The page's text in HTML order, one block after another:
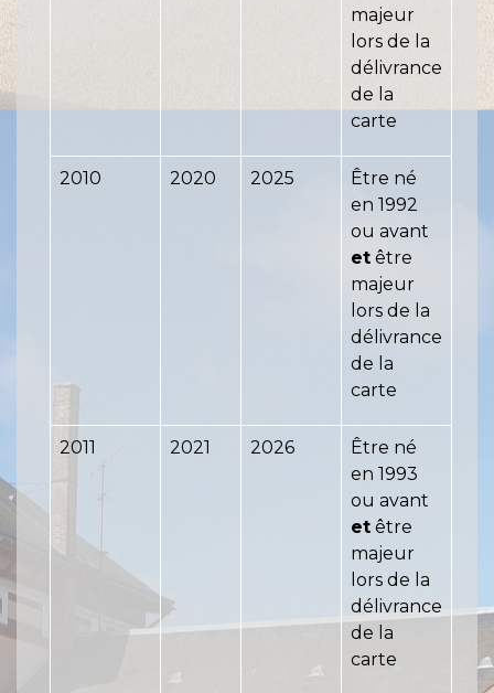
majeur
lors de la
délivrance
de la
carte
2010 2020 2025
Être né
en 1992
ou avant
et être
majeur
lors de la
délivrance
de la
carte
2011 2021 2026
Être né
en 1993
ou avant
et être
majeur
lors de la
délivrance
de la
carte